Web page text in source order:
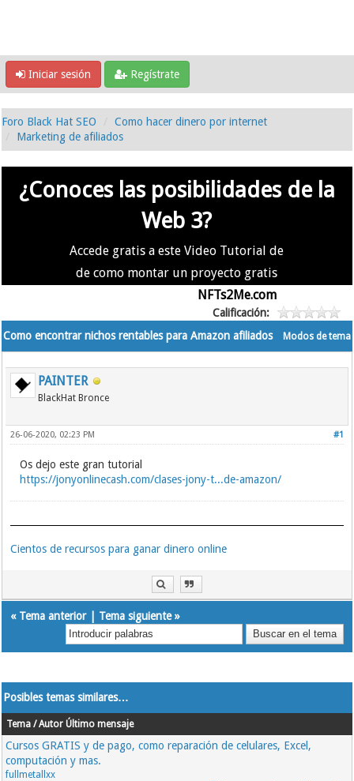
Iniciar sesión Regístrate
Foro Black Hat SEO
Como hacer dinero por internet
Marketing de afiliados
¿Conoces las posibilidades de la
Web 3?
Accede gratis a este Video Tutorial de
de como montar un proyecto gratis
NFTs2Me.com
Calificación:
Modos de tema
Como encontrar nichos rentables para Amazon afiliados
PAINTER
BlackHat Bronce
#1
26-06-2020, 02:23 PM
Os dejo este gran tutorial
https://jonyonlinecash.com/clases-jony-t...de-amazon/
Cientos de recursos para ganar dinero online
« Tema anterior| Tema siguiente»
Posibles temas similares…
Tema / Autor Último mensaje
Cursos GRATIS y de pago, como reparación de celulares, Excel,
computación y mas.
fullmetallxx